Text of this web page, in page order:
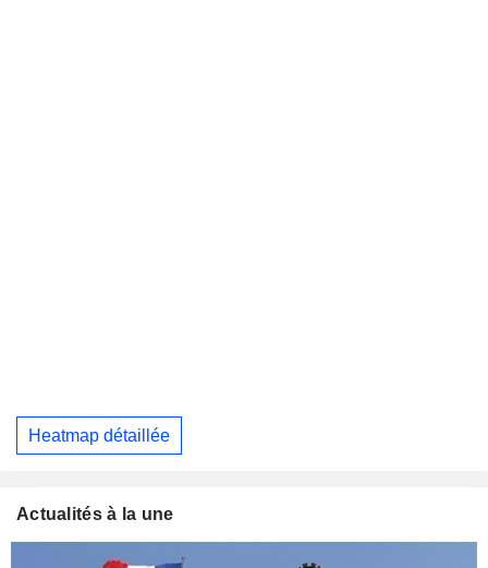
Heatmap détaillée
Actualités à la une